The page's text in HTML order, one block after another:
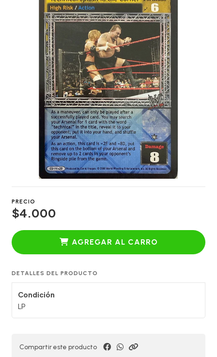
PRECIO
$4.000
AGREGAR AL CARRO
DETALLES DEL PRODUCTO
Condición
LP
Compartir este producto